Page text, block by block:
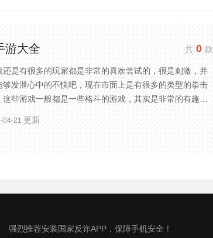
游大全 共0 款
还是有很多的玩家都是非常的喜欢尝试的，很是刺激，并
够发泄心中的不快吧，现在市面上是有很多的类型的拳击
这些游戏一般都是一些格斗的游戏，其实是非常的有趣，
的刺激的，游戏中是有一些不同的场景都是能够去进行体
们也是能够去刺激的进行对战的，小编现在就是收集了一
04-21 更新
强烈推荐安装国家反诈APP，保障手机安全！